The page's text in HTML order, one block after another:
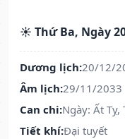
☀️ Thứ Ba, Ngày
Dương lịch:20/12/
Âm lịch:29/11/2033
Can chi:Ngày: Ất Tỵ,
Tiết khí:Đại tuyết